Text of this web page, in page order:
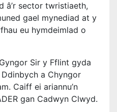
â’r sector twristiaeth,
gael mynediad at y
eu hymdeimlad o
Sir y Fflint gyda
a Chyngor
Caiff ei ariannu’n
gan Cadwyn Clwyd.